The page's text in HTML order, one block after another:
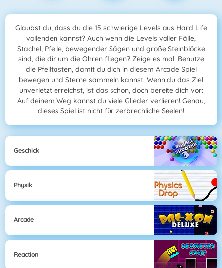
Glaubst du, dass du die 15 schwierige Levels aus Hard Life
vollenden kannst? Auch wenn die Levels voller Fälle,
Stachel, Pfeile, bewegender Sägen und große Steinblöcke
sind, die dir um die Ohren fliegen? Zeige es mal! Benutze
die Pfeiltasten, damit du dich in diesem Arcade Spiel
bewegen und Sterne sammeln kannst. Wenn du das Ziel
unverletzt erreichst, ist das schon, doch bereite dich vor:
Auf deinem Weg kannst du viele Glieder verlieren! Genau,
dieses Spiel ist nicht für zerbrechliche Seelen!
Geschick
Physik
Arcade
Reaction